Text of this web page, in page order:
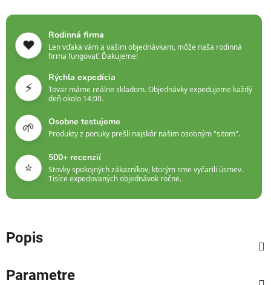
❤️
Rodinná firma
Len vďaka vám a vašim objednávkam, môže naša rodinná
firma fungovať. Ďakujeme!
⚡
Rýchla expedícia
Tovar máme reálne skladom. Objednávky expedujeme každý
deň okolo 14:00.
🌱 Osobne testujeme
Produkty z ponuky prešli najskôr našim osobným "sitom".
⭐
500+ recenzií
Stovky spokojných zákazníkov, ktorým sme vyčarili úsmev.
Tisíce expedovaných objednávok ročne.
Popis
Parametre